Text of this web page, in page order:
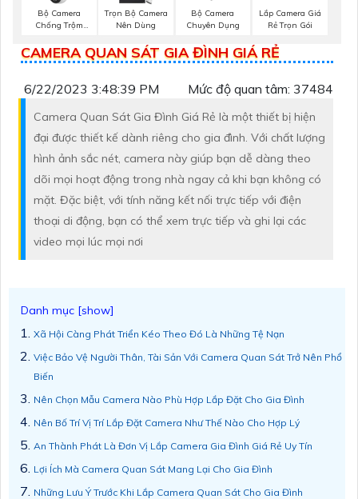
Bộ Camera
Chống Trộm
Trọn Bộ Camera
Nên Dùng
Bộ Camera
Chuyên Dụng
Lắp Camera Giá
Rẻ Trọn Gói
CAMERA QUAN SÁT GIA ĐÌNH GIÁ RẺ
6/22/2023 3:48:39 PM Mức độ quan tâm: 37484
Camera Quan Sát Gia Đình Giá Rẻ là một thiết bị hiện
đại được thiết kế dành riêng cho gia đình. Với chất lượng
hình ảnh sắc nét, camera này giúp bạn dễ dàng theo
dõi mọi hoạt động trong nhà ngay cả khi bạn không có
mặt. Đặc biệt, với tính năng kết nối trực tiếp với điện
thoại di động, bạn có thể xem trực tiếp và ghi lại các
video mọi lúc mọi nơi
Xã Hội Càng Phát Triển Kéo Theo Đó Là Những Tệ Nạn
Việc Bảo Vệ Người Thân, Tài Sản Với Camera Quan Sát Trở Nên Phổ
Biến
Nên Chọn Mẫu Camera Nào Phù Hợp Lắp Đặt Cho Gia Đình
Nên Bố Trí Vị Trí Lắp Đặt Camera Như Thế Nào Cho Hợp Lý
An Thành Phát Là Đơn Vị Lắp Camera Gia Đình Giá Rẻ Uy Tín
Lợi Ích Mà Camera Quan Sát Mang Lại Cho Gia Đình
Những Lưu Ý Trước Khi Lắp Camera Quan Sát Cho Gia Đình